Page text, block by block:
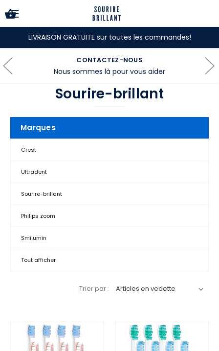
LIVRAISON GRATUITE sur toutes les commandes!
CONTACTEZ-NOUS
Nous sommes là pour vous aider
Sourire-brillant
Marques
Crest
Ultradent
Sourire-brillant
Philips zoom
Smilumin
Tout afficher
Trier par :